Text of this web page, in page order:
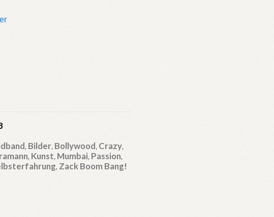
, Bilder, Bollywood, Crazy,
, Kunst, Mumbai, Passion,
, Zack Boom Bang!